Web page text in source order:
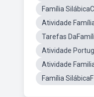
Família
Atividade
Tarefas
Atividade
Atividade
Família